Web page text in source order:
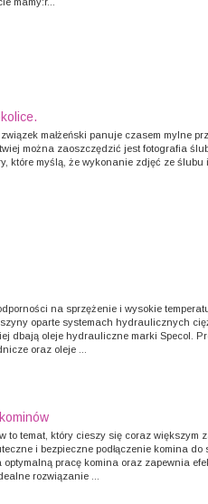
małżeński panuje czasem mylne
można zaoszczędzić jest fotografia
które myślą, że wykonanie zdjęć ze ślubu
na sprzężenie i wysokie
oparte systemach hydraulicznych
dbają oleje hydrauliczne marki Specol.
oraz oleje ...
to temat, który cieszy się coraz większym
i bezpieczne podłączenie komina do
pracę komina oraz zapewnia
rozwiązanie ...